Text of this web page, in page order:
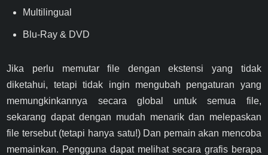
Multilingual
Blu-Ray & DVD
Jika perlu memutar file dengan ekstensi yang tidak
diketahui, tetapi tidak ingin mengubah pengaturan yang
memungkinkannya secara global untuk semua file,
sekarang dapat dengan mudah menarik dan melepaskan
file tersebut (tetapi hanya satu!) Dan pemain akan mencoba
memainkan. Pengguna dapat melihat secara grafis berapa